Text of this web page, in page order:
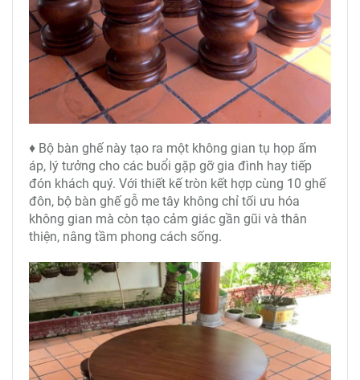
♦ Bộ bàn ghế này tạo ra một không gian tụ họp ấm
áp, lý tưởng cho các buổi gặp gỡ gia đình hay tiếp
đón khách quý. Với thiết kế tròn kết hợp cùng 10 ghế
đôn, bộ bàn ghế gỗ me tây không chỉ tối ưu hóa
không gian mà còn tạo cảm giác gần gũi và thân
thiện, nâng tầm phong cách sống.